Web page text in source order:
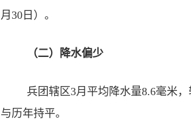
月30日）。
（二）降水偏少
兵团辖区3月平均降水量8.6毫米
与历年持平。